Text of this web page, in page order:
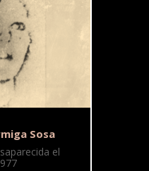
Sosa
el